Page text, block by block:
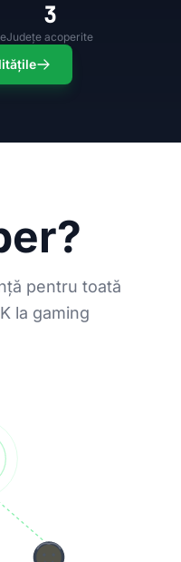
3
Județe acoperite
pentru toată
la gaming